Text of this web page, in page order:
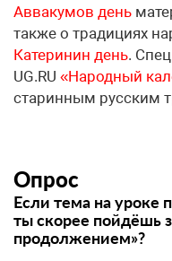
Аввакумов день
также о традициях
Катеринин день.
UG.RU «Народный
старинным русским
Опрос
Если тема на уроке
ты скорее пойдёшь
продолжением»?